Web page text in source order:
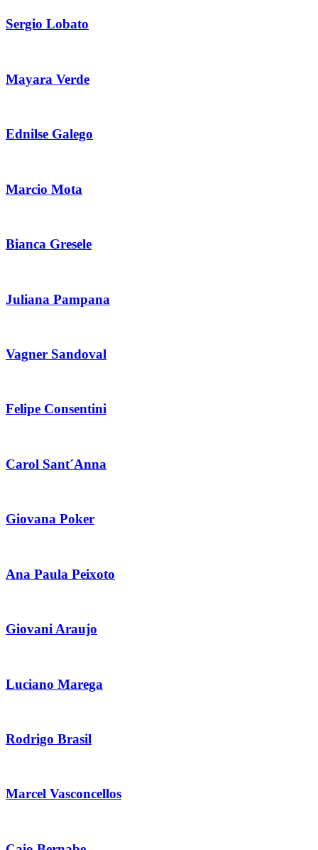
Sergio Lobato
Mayara Verde
Ednilse Galego
Marcio Mota
Bianca Gresele
Juliana Pampana
Vagner Sandoval
Felipe Consentini
Carol Sant´Anna
Giovana Poker
Ana Paula Peixoto
Giovani Araujo
Luciano Marega
Rodrigo Brasil
Marcel Vasconcellos